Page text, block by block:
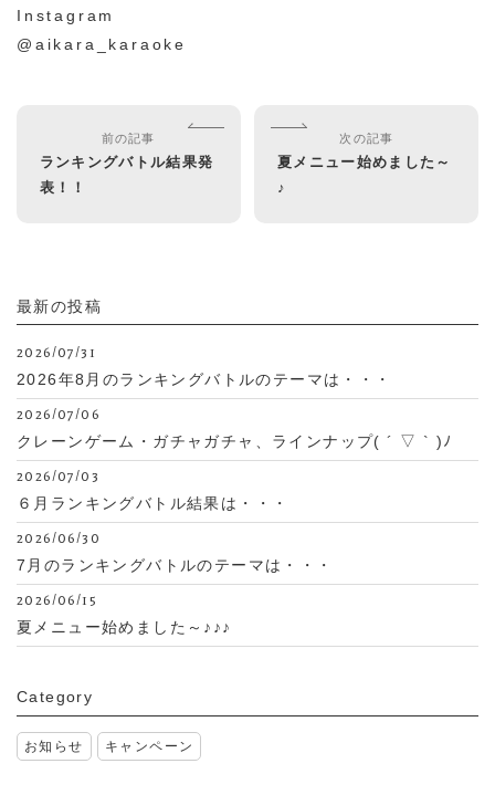
Instagram
@aikara_karaoke
前の記事
ランキングバトル結果発
表！！
次の記事
夏メニュー始めました～
♪
最新の投稿
2026/07/31
2026年8月のランキングバトルのテーマは・・・
2026/07/06
クレーンゲーム・ガチャガチャ、ラインナップ( ´ ▽ ` )ﾉ
2026/07/03
６月ランキングバトル結果は・・・
2026/06/30
7月のランキングバトルのテーマは・・・
2026/06/15
夏メニュー始めました～♪♪♪
Category
お知らせ キャンペーン